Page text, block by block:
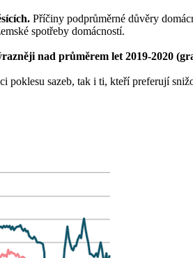
Příčiny podprůměrné důvěry
spotřeby domácností.
nad průměrem let 2019-2020
poklesu sazeb, tak i ti, kteří preferují